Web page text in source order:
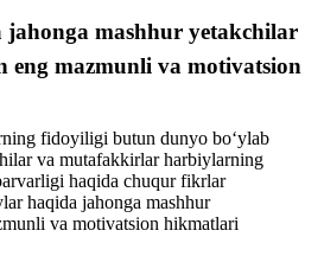
mashhur yetakchilar
mazmunli va motivatsion
fidoyiligi butun dunyo bo‘ylab
va mutafakkirlar harbiylarning
haqida chuqur fikrlar
haqida jahonga mashhur
va motivatsion hikmatlari